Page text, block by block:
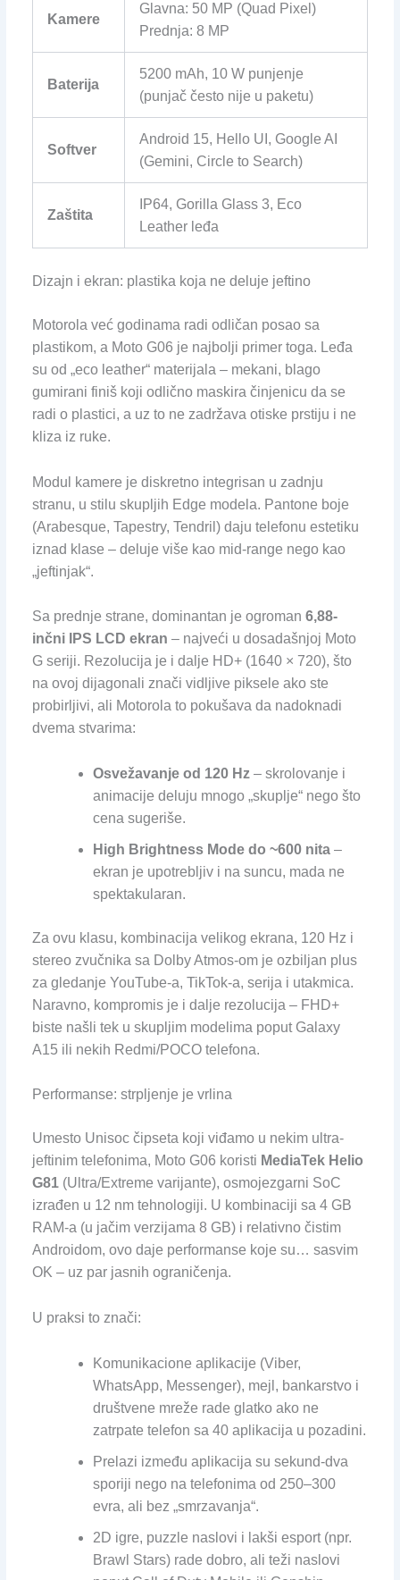
Kamere
Glavna: 50 MP (Quad Pixel)
Prednja: 8 MP
Baterija
5200 mAh, 10 W punjenje
(punjač često nije u paketu)
Softver
Android 15, Hello UI, Google AI
(Gemini, Circle to Search)
Zaštita
IP64, Gorilla Glass 3, Eco
Leather leđa
Dizajn i ekran: plastika koja ne deluje jeftino
Motorola već godinama radi odličan posao sa
plastikom, a Moto G06 je najbolji primer toga. Leđa
su od „eco leather“ materijala – mekani, blago
gumirani finiš koji odlično maskira činjenicu da se
radi o plastici, a uz to ne zadržava otiske prstiju i ne
kliza iz ruke.
Modul kamere je diskretno integrisan u zadnju
stranu, u stilu skupljih Edge modela. Pantone boje
(Arabesque, Tapestry, Tendril) daju telefonu estetiku
iznad klase – deluje više kao mid-range nego kao
„jeftinjak“.
Sa prednje strane, dominantan je ogroman 6,88-
inčni IPS LCD ekran – najveći u dosadašnjoj Moto
G seriji. Rezolucija je i dalje HD+ (1640 × 720), što
na ovoj dijagonali znači vidljive piksele ako ste
probirljivi, ali Motorola to pokušava da nadoknadi
dvema stvarima:
Osvežavanje od 120 Hz– skrolovanje i
animacije deluju mnogo „skuplje“ nego što
cena sugeriše.
High Brightness Mode do ~600 nita–
ekran je upotrebljiv i na suncu, mada ne
spektakularan.
Za ovu klasu, kombinacija velikog ekrana, 120 Hz i
stereo zvučnika sa Dolby Atmos-om je ozbiljan plus
za gledanje YouTube-a, TikTok-a, serija i utakmica.
Naravno, kompromis je i dalje rezolucija – FHD+
biste našli tek u skupljim modelima poput Galaxy
A15 ili nekih Redmi/POCO telefona.
Performanse: strpljenje je vrlina
Umesto Unisoc čipseta koji viđamo u nekim ultra-
jeftinim telefonima, Moto G06 koristi MediaTek Helio
G81(Ultra/Extreme varijante), osmojezgarni SoC
izrađen u 12 nm tehnologiji. U kombinaciji sa 4 GB
RAM-a (u jačim verzijama 8 GB) i relativno čistim
Androidom, ovo daje performanse koje su… sasvim
OK – uz par jasnih ograničenja.
U praksi to znači:
Komunikacione aplikacije (Viber,
WhatsApp, Messenger), mejl, bankarstvo i
društvene mreže rade glatko ako ne
zatrpate telefon sa 40 aplikacija u pozadini.
Prelazi između aplikacija su sekund-dva
sporiji nego na telefonima od 250–300
evra, ali bez „smrzavanja“.
2D igre, puzzle naslovi i lakši esport (npr.
Brawl Stars) rade dobro, ali teži naslovi